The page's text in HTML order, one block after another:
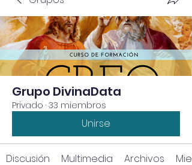
Grupo DivinaData
Privado · 33 miembros
Unirse
Discusión Multimedia Archivos